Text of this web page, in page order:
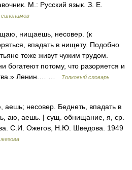
М.: Русский язык. З. Е.
нищаешь, несовер. (к
впадать в нищету. Подобно
тоже живут чужим трудом.
потому, что разоряется и
Ленин.… …
Толковый словарь
несовер. Беднеть, впадать в
аю, аешь. | сущ. обнищание, я, ср.
С.И. Ожегов, Н.Ю. Шведова. 1949